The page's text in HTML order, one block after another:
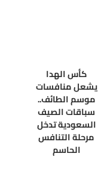
كأس الهدا
يشعل منافسات
موسم الطائف..
سباقات الصيف
السعودية تدخل
مرحلة التنافس
الحاسم